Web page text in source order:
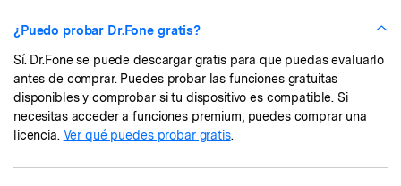
¿Puedo probar Dr.Fone gratis?
Sí. Dr.Fone se puede descargar gratis para que puedas evaluarlo
antes de comprar. Puedes probar las funciones gratuitas
disponibles y comprobar si tu dispositivo es compatible. Si
necesitas acceder a funciones premium, puedes comprar una
licencia. Ver qué puedes probar gratis.